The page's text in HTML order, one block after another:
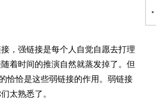
，强链接是每个人自觉自愿去打理
着时间的推演自然就蒸发掉了。但
恰恰是这些弱链接的作用。弱链接
太熟悉了。